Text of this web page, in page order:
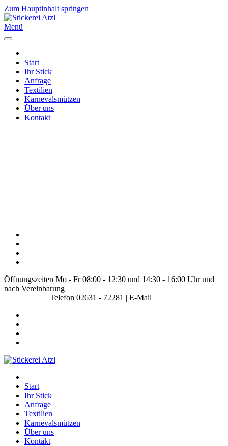
Zum Hauptinhalt springen
Menü
Start
Ihr Stick
Anfrage
Textilien
Karnevalsmützen
Über uns
Kontakt
Öffnungszeiten Mo - Fr 08:00 - 12:30 und 14:30 - 16:00 Uhr und
nach Vereinbarung
Telefon 02631 - 72281 | E-Mail
Start
Ihr Stick
Anfrage
Textilien
Karnevalsmützen
Über uns
Kontakt